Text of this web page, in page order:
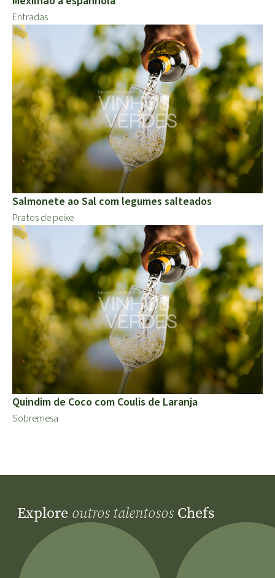
Entradas
Salmonete ao Sal com legumes salteados
Pratos de peixe
Quindim de Coco com Coulis de Laranja
Sobremesa
Explore outros talentosos Chefs